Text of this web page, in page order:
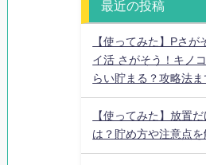
最近の投稿
【使ってみた】Pさ
イ活 さがそう！キノ
らい貯まる？攻略法ま
【使ってみた】放置
は？貯め方や注意点を